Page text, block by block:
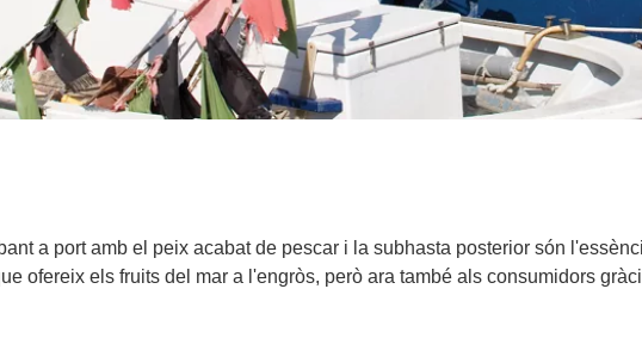
a port amb el peix acabat de pescar i la subhasta posterior són
ofereix els fruits del mar a l'engròs, però ara també als consumidors